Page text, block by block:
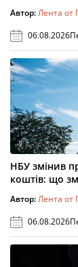
Автор:Лента от
06.08.2026
НБУ змінив
коштів: що
Автор:Лента от
06.08.2026